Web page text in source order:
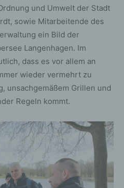
und Umwelt der Stadt
sowie Mitarbeitende des
ein Bild der
Langenhagen. Im
dass es vor allem an
wieder vermehrt zu
unsachgemäßem Grillen und
Regeln kommt.